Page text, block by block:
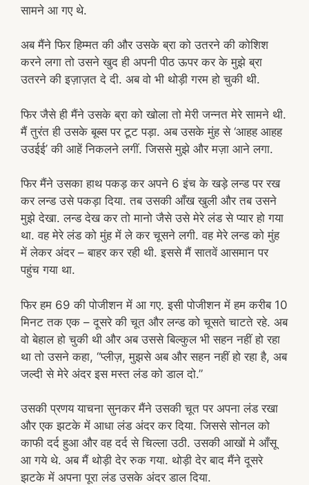
सामने आ गए थे.
अब मैंने फिर हिम्मत की और उसके ब्रा को उतरने की कोशिश
करने लगा तो उसने खुद ही अपनी पीठ ऊपर कर के मुझे ब्रा
उतरने की इज़ाज़त दे दी. अब वो भी थोड़ी गरम हो चुकी थी.
फिर जैसे ही मैंने उसके ब्रा को खोला तो मेरी जन्नत मेरे सामने थी.
मैं तुरंत ही उसके बूब्स पर टूट पड़ा. अब उसके मुंह से ‘आहह आहह
उउईई’ की आहें निकलने लगीं. जिससे मुझे और मज़ा आने लगा.
फिर मैंने उसका हाथ पकड़ कर अपने 6 इंच के खड़े लन्ड पर रख
कर लन्ड उसे पकड़ा दिया. तब उसकी आँख खुली और तब उसने
मुझे देखा. लन्ड देख कर तो मानो जैसे उसे मेरे लंड से प्यार हो गया
था. वह मेरे लंड को मुंह में ले कर चूसने लगी. वह मेरे लन्ड को मुंह
में लेकर अंदर – बाहर कर रही थी. इससे मैं सातवें आसमान पर
पहुंच गया था.
फिर हम 69 की पोजीशन में आ गए. इसी पोजीशन में हम करीब 10
मिनट तक एक – दूसरे की चूत और लन्ड को चूसते चाटते रहे. अब
वो बेहाल हो चुकी थी और अब उससे बिल्कुल भी सहन नहीं हो रहा
था तो उसने कहा, “प्लीज़, मुझसे अब और सहन नहीं हो रहा है, अब
जल्दी से मेरे अंदर इस मस्त लंड को डाल दो.”
उसकी प्रणय याचना सुनकर मैंने उसकी चूत पर अपना लंड रखा
और एक झटके में आधा लंड अंदर कर दिया. जिससे सोनल को
काफी दर्द हुआ और वह दर्द से चिल्ला उठी. उसकी आखों मे आँसू
आ गये थे. अब मैं थोड़ी देर रुक गया. थोड़ी देर बाद मैंने दूसरे
झटके में अपना पूरा लंड उसके अंदर डाल दिया.